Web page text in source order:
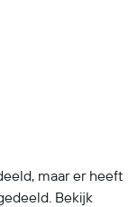
maar er heeft
Bekijk